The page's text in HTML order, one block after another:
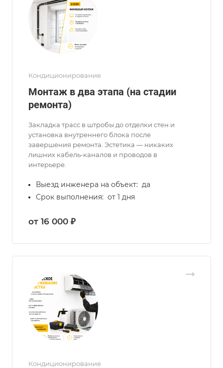
Кондиционирование
Монтаж в два этапа (на стадии
ремонта)
Закладка трасс в штробы до отделки стен и
установка внутреннего блока после
завершения ремонта. Эстетика — никаких
лишних кабель-каналов и проводов в
интерьере.
Выезд инженера на объект: да
Срок выполнения: от 1 дня
от 16 000 ₽
Кондиционирование